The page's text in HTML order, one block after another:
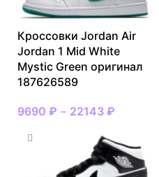
Кроссовки Jordan Air
Jordan 1 Mid White
Mystic Green оригинал
187626589
9690 ₽ – 22143 ₽